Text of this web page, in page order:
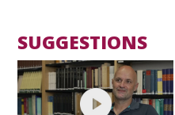
SUGGESTIONS